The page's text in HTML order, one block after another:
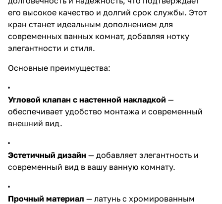
его высокое качество и долгий срок службы. Этот
кран станет идеальным дополнением для
современных ванных комнат, добавляя нотку
элегантности и стиля.
Основные преимущества:
Угловой клапан с настенной накладкой —
обеспечивает удобство монтажа и современный
внешний вид.
Эстетичный дизайн — добавляет элегантность и
современный вид в вашу ванную комнату.
Прочный материал — латунь с хромированным